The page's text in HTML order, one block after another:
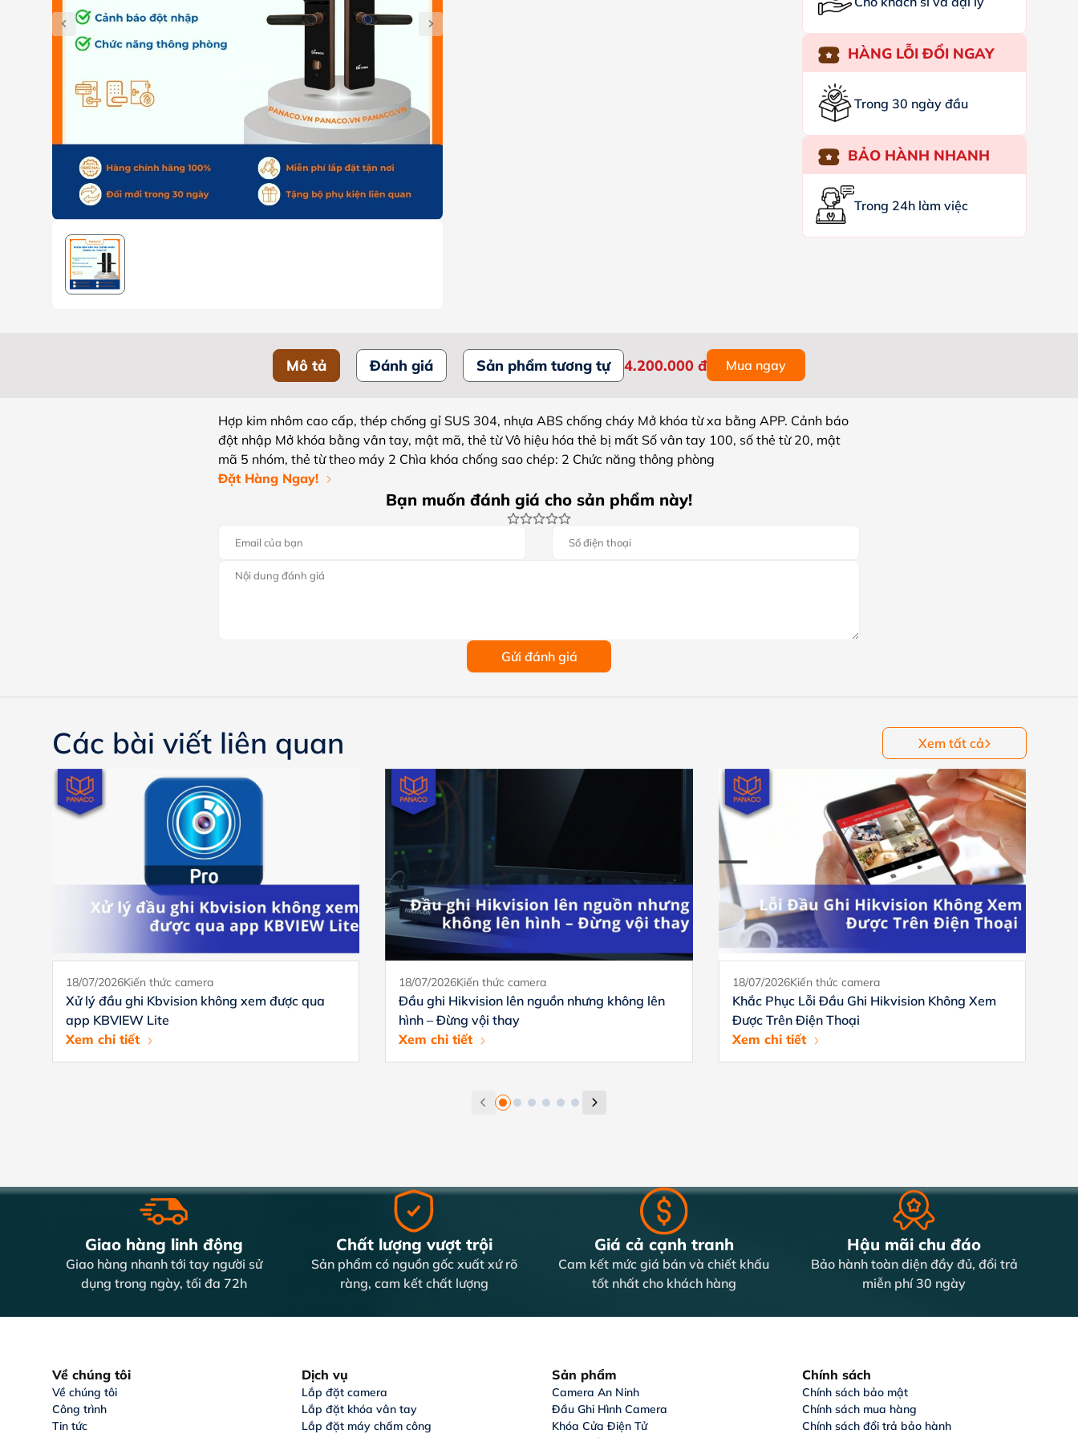
HÀNG LỖI ĐỔI NGAY
Trong 30 ngày đầu
BẢO HÀNH NHANH
Trong 24h làm việc
Mô tả Đánh giá Sản phẩm tương tự 4.200.000 đ Mua ngay
Hợp kim nhôm cao cấp, thép chống gỉ SUS 304, nhựa ABS chống cháy Mở khóa từ xa bằng APP. Cảnh báo
đột nhập Mở khóa bằng vân tay, mật mã, thẻ từ Vô hiệu hóa thẻ bị mất Số vân tay 100, số thẻ từ 20, mật
mã 5 nhóm, thẻ từ theo máy 2 Chìa khóa chống sao chép: 2 Chức năng thông phòng
Đặt Hàng Ngay!
Bạn muốn đánh giá cho sản phẩm này!
Gửi đánh giá
Các bài viết liên quan Xem tất cả
18/07/2026Kiến thức camera
Xử lý đầu ghi Kbvision không xem được qua
app KBVIEW Lite
Xem chi tiết
18/07/2026Kiến thức camera
Đầu ghi Hikvision lên nguồn nhưng không lên
hình – Đừng vội thay
Xem chi tiết
18/07/2026Kiến thức camera
Khắc Phục Lỗi Đầu Ghi Hikvision Không Xem
Được Trên Điện Thoại
Xem chi tiết
Giao hàng linh động
Giao hàng nhanh tới tay người sử
dụng trong ngày, tối đa 72h
Chất lượng vượt trội
Sản phẩm có nguồn gốc xuất xứ rõ
ràng, cam kết chất lượng
Giá cả cạnh tranh
Cam kết mức giá bán và chiết khấu
tốt nhất cho khách hàng
Hậu mãi chu đáo
Bảo hành toàn diện đầy đủ, đổi trả
miễn phí 30 ngày
Về chúng tôi
Về chúng tôi
Công trình
Tin tức
Dịch vụ
Lắp đặt camera
Lắp đặt khóa vân tay
Lắp đặt máy chấm công
Sản phẩm
Camera An Ninh
Đầu Ghi Hình Camera
Khóa Cửa Điện Tử
Chính sách
Chính sách bảo mật
Chính sách mua hàng
Chính sách đổi trả bảo hành